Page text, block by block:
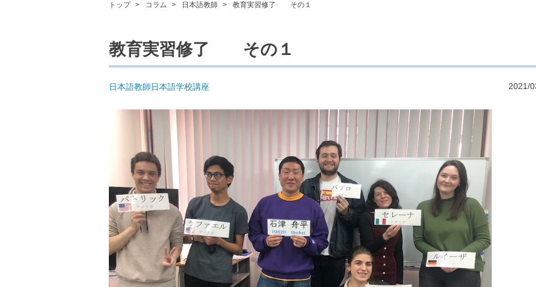
トップ コラム 日本語教師 教育実習修了 その１
教育実習修了 その１
日本語教師日本語学校講座 2021/